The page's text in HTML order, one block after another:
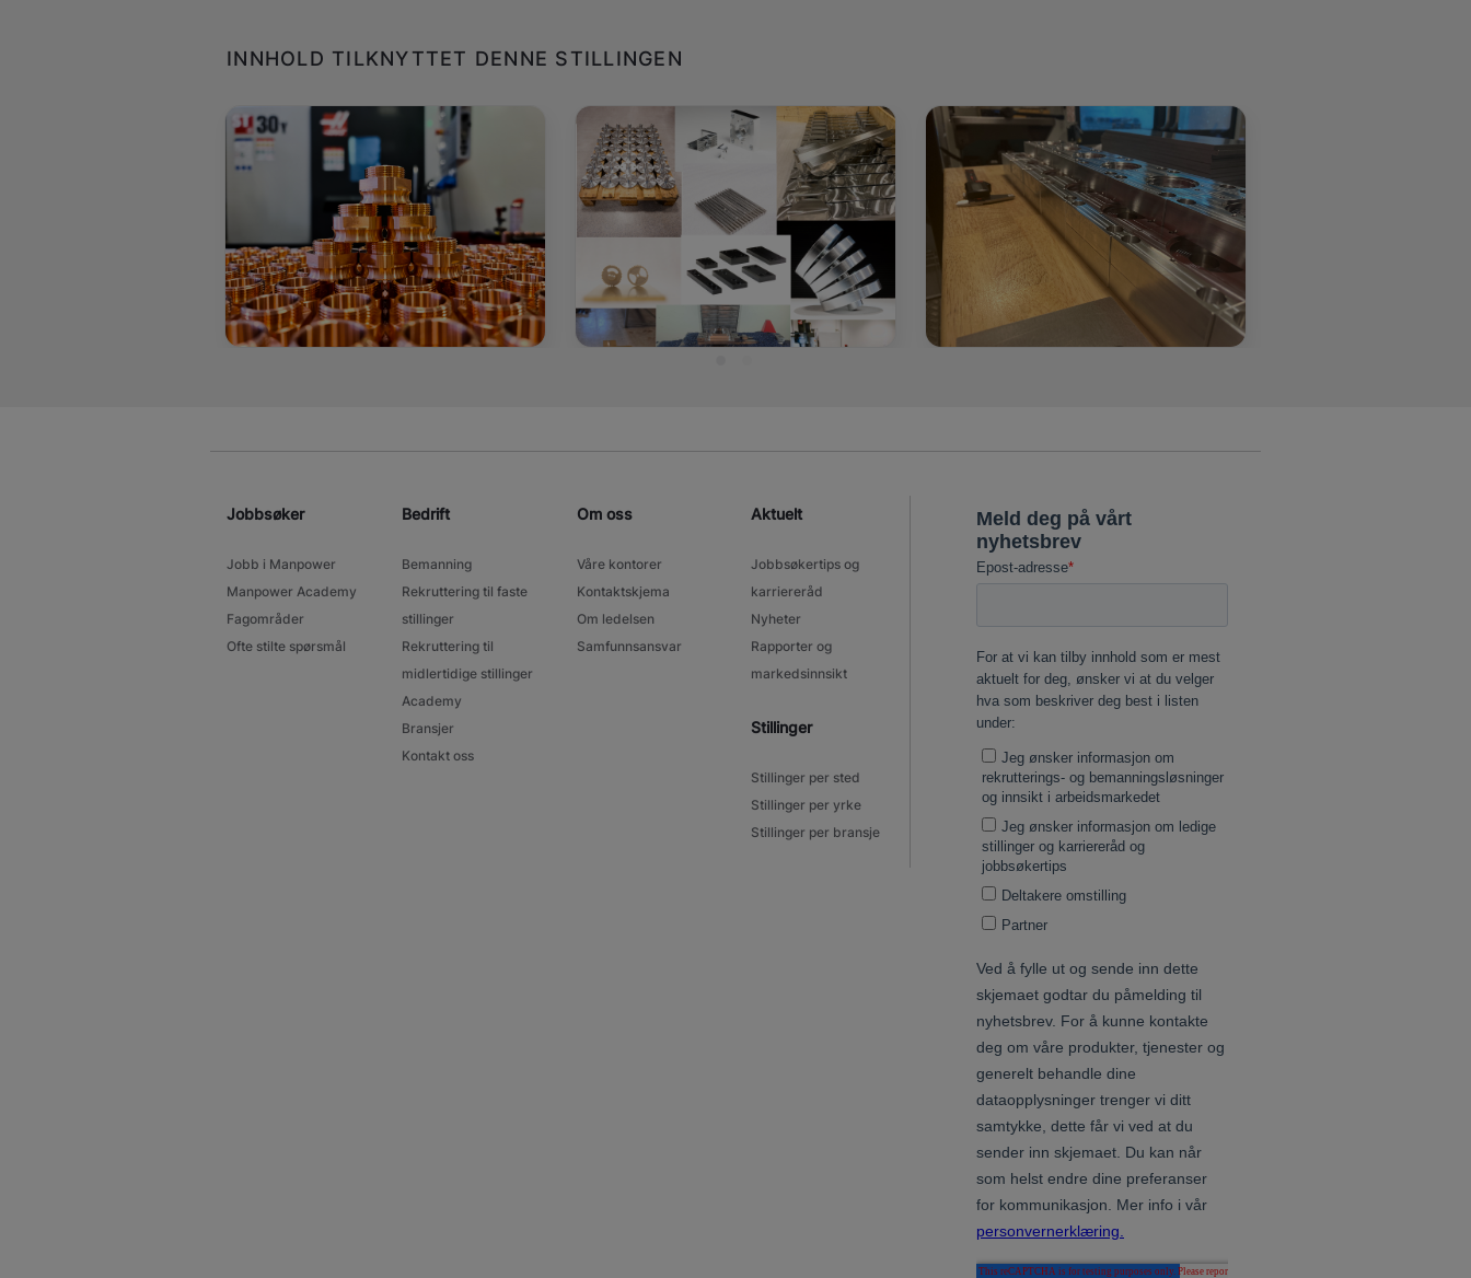
INNHOLD TILKNYTTET DENNE STILLINGEN
Jobbsøker
Jobb i Manpower
Manpower Academy
Fagområder
Ofte stilte spørsmål
Bedrift
Bemanning
Rekruttering til faste
stillinger
Rekruttering til
midlertidige stillinger
Academy
Bransjer
Kontakt oss
Om oss
Våre kontorer
Kontaktskjema
Om ledelsen
Samfunnsansvar
Aktuelt
Jobbsøkertips og
karriereråd
Nyheter
Rapporter og
markedsinnsikt
Stillinger
Stillinger per sted
Stillinger per yrke
Stillinger per bransje